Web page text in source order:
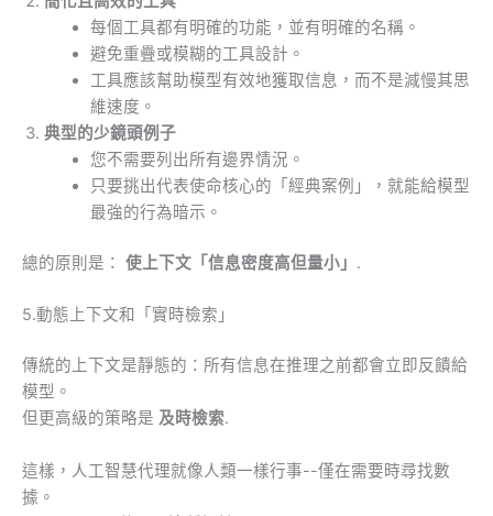
每個工具都有明確的功能，並有明確的名稱。
避免重疊或模糊的工具設計。
工具應該幫助模型有效地獲取信息，而不是減慢其思
維速度。
典型的少鏡頭例子
您不需要列出所有邊界情況。
只要挑出代表使命核心的「經典案例」，就能給模型
最強的行為暗示。
總的原則是： 使上下文「信息密度高但量小」 .
5.動態上下文和「實時檢索」
傳統的上下文是靜態的：所有信息在推理之前都會立即反饋給
模型。
但更高級的策略是 及時檢索.
這樣，人工智慧代理就像人類一樣行事--僅在需要時尋找數
據。